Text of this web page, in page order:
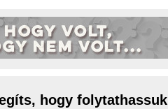
hogy folytathassuk